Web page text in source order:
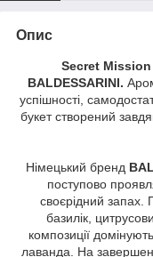
Опис
Secret Mission
BALDESSARINI.
успішності,
букет створений
Німецький бренд
поступово
своєрідний запах.
базилік,
композиції
лаванда. На